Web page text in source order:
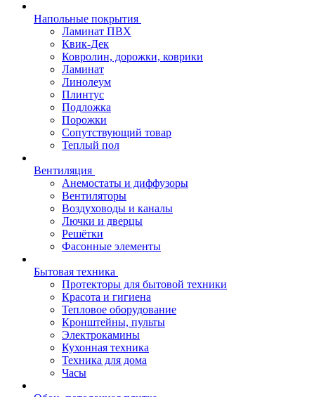
Напольные покрытия
Ламинат ПВХ
Квик-Дек
Ковролин, дорожки, коврики
Ламинат
Линолеум
Плинтус
Подложка
Порожки
Сопутствующий товар
Теплый пол
Вентиляция
Анемостаты и диффузоры
Вентиляторы
Воздуховоды и каналы
Лючки и дверцы
Решётки
Фасонные элементы
Бытовая техника
Протекторы для бытовой техники
Красота и гигиена
Тепловое оборудование
Кронштейны, пульты
Электрокамины
Кухонная техника
Техника для дома
Часы